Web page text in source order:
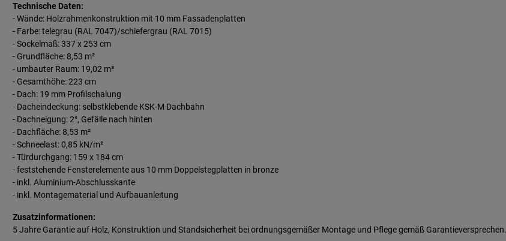
Technische Daten:
- Wände: Holzrahmenkonstruktion mit 10 mm Fassadenplatten
- Farbe: telegrau (RAL 7047)/schiefergrau (RAL 7015)
- Sockelmaß: 337 x 253 cm
- Grundfläche: 8,53 m²
- umbauter Raum: 19,02 m³
- Gesamthöhe: 223 cm
- Dach: 19 mm Profilschalung
- Dacheindeckung: selbstklebende KSK-M Dachbahn
- Dachneigung: 2°, Gefälle nach hinten
- Dachfläche: 8,53 m²
- Schneelast: 0,85 kN/m²
- Türdurchgang: 159 x 184 cm
- feststehende Fensterelemente aus 10 mm Doppelstegplatten in bronze
- inkl. Aluminium-Abschlusskante
- inkl. Montagematerial und Aufbauanleitung
Zusatzinformationen:
5 Jahre Garantie auf Holz, Konstruktion und Standsicherheit bei ordnungsgemäßer Montage und Pflege gemäß Garantieversprechen.